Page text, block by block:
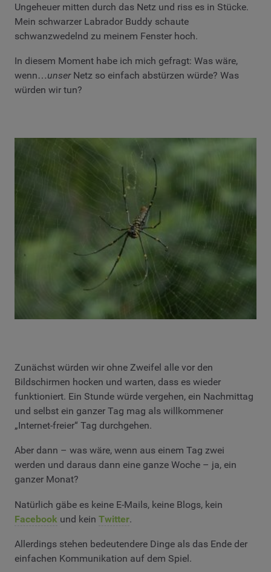
Ungeheuer mitten durch das Netz und riss es in Stücke.
Mein schwarzer Labrador Buddy schaute
schwanzwedelnd zu meinem Fenster hoch.
In diesem Moment habe ich mich gefragt: Was wäre,
wenn…unserNetz so einfach abstürzen würde? Was
würden wir tun?
Zunächst würden wir ohne Zweifel alle vor den
Bildschirmen hocken und warten, dass es wieder
funktioniert. Ein Stunde würde vergehen, ein Nachmittag
und selbst ein ganzer Tag mag als willkommener
„Internet-freier“ Tag durchgehen.
Aber dann – was wäre, wenn aus einem Tag zwei
werden und daraus dann eine ganze Woche – ja, ein
ganzer Monat?
Natürlich gäbe es keine E-Mails, keine Blogs, kein
Facebook und kein Twitter.
Allerdings stehen bedeutendere Dinge als das Ende der
einfachen Kommunikation auf dem Spiel.